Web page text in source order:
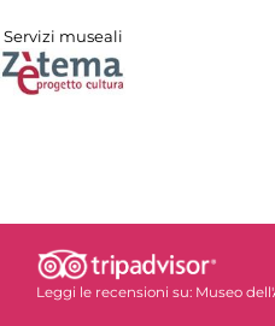
Servizi museali
Leggi le recensioni su: Museo